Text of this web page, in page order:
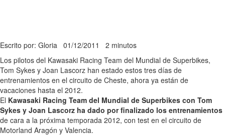
Escrito por: Gloria 01/12/2011 2 minutos
Los pilotos del Kawasaki Racing Team del Mundial de Superbikes,
Tom Sykes y Joan Lascorz han estado estos tres días de
entrenamientos en el circuito de Cheste, ahora ya están de
vacaciones hasta el 2012.
El Kawasaki Racing Team del Mundial de Superbikes con Tom
Sykes y Joan Lascorz ha dado por finalizado los entrenamientos
de cara a la próxima temporada 2012, con test en el circuito de
Motorland Aragón y Valencia.